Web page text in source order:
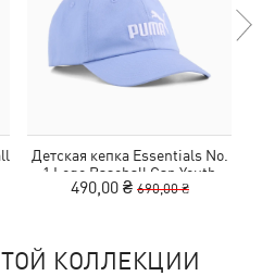
Детская кепка Essentials No.
1 Logo Baseball Cap Youth
490,00 ₴ 690,00 ₴
КОЛЛЕКЦИИ